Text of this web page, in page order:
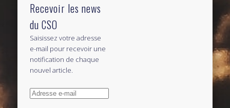
Recevoir les news
du CSO
Saisissez votre adresse
e-mail pour recevoir une
notification de chaque
nouvel article.
Adresse